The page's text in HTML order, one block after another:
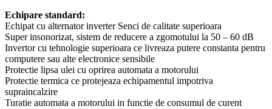
Echipare standard:
Echipat cu alternator inverter Senci de calitate superioara
Super insonorizat, sistem de reducere a zgomotului la 50 – 60 dB
Invertor cu tehnologie superioara ce livreaza putere constanta pentru
computere sau alte electronice sensibile
Protectie lipsa ulei cu oprirea automata a motorului
Protectie termica ce protejeaza echipamentul impotriva
supraincalzire
Turatie automata a motorului in functie de consumul de curent